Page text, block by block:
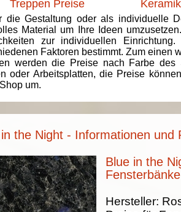
Treppen Preise
die Gestaltung oder als individuelle
Material um Ihre Ideen
zur individuellen
Faktoren bestimmt. Zum einen
werden die Preise nach Farbe des
oder Arbeitsplatten, die Preise
um.
the Night - Informationen und
Blue in the
Fensterbänke
Hersteller: